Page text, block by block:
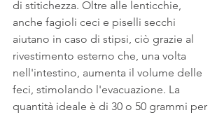
di stitichezza. Oltre alle lenticchie,
anche fagioli ceci e piselli secchi
aiutano in caso di stipsi, ciò grazie al
rivestimento esterno che, una volta
nell'intestino, aumenta il volume delle
feci, stimolando l'evacuazione. La
quantità ideale è di 30 o 50 grammi per